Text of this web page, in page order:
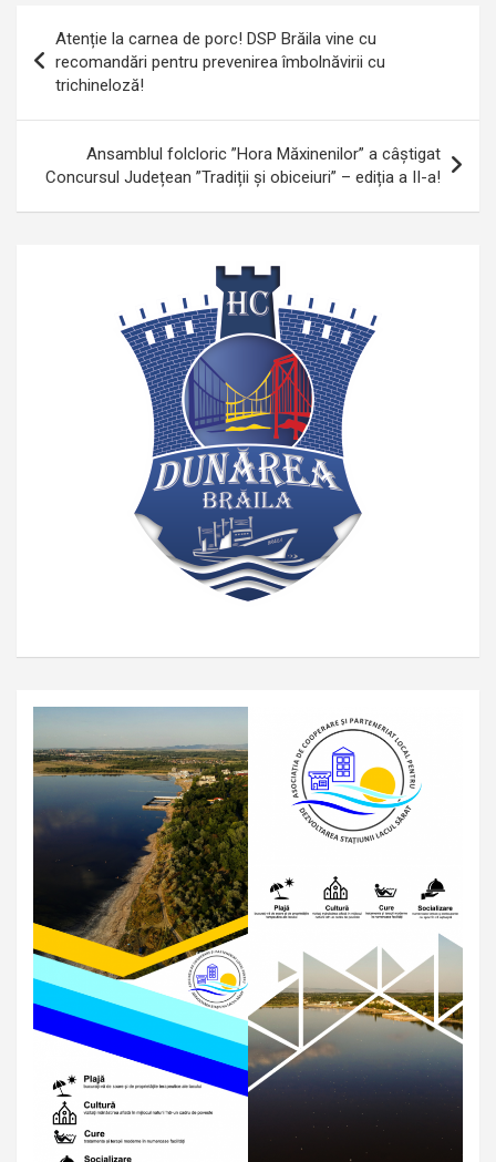
în
articole
Atenție la carnea de porc! DSP Brăila vine cu
recomandări pentru prevenirea îmbolnăvirii cu
trichineloză!
Ansamblul folcloric ”Hora Măxinenilor” a câștigat
Concursul Județean ”Tradiții și obiceiuri” – ediția a II-a!